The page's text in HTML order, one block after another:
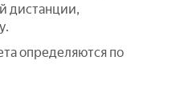
дистанции,
определяются по